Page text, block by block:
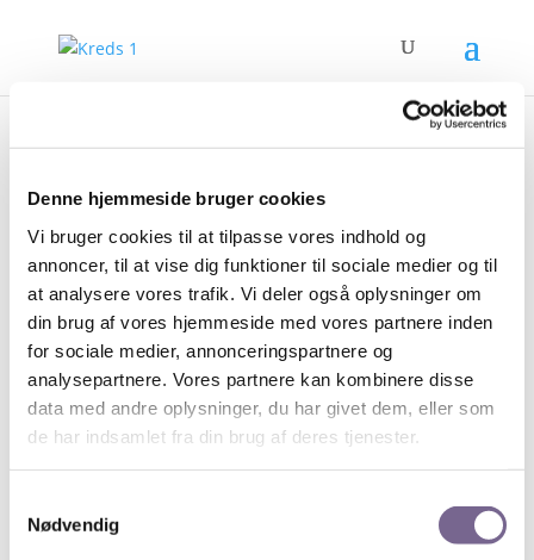
Denne hjemmeside bruger cookies
Vi bruger cookies til at tilpasse vores indhold og
annoncer, til at vise dig funktioner til sociale medier og til
at analysere vores trafik. Vi deler også oplysninger om
din brug af vores hjemmeside med vores partnere inden
for sociale medier, annonceringspartnere og
analysepartnere. Vores partnere kan kombinere disse
data med andre oplysninger, du har givet dem, eller som
de har indsamlet fra din brug af deres tjenester.
Nødvendig
VENUE 1
af | apr 27, 2017
Location:23A Wembley Hill Rd, Wembley, Greater
London HA9 8AS, UK